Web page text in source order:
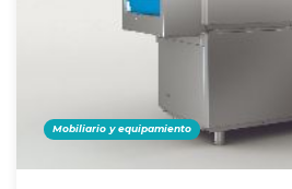
Mobiliario y equipamiento